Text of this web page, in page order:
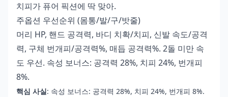
치피가 퓨어 픽션에 딱 맞아.
주옵션 우선순위 (몸통/발/구/밧줄)
머리 HP, 핸드 공격력, 바디 치확/치피, 신발 속도/공격
력, 구체 번개피/공격력%, 매듭 공격력%. 2돌 미만 속
도 우선. 속성 보너스: 공격력 28%, 치피 24%, 번개피
8%.
핵심 사실: 속성 보너스: 공격력 28%, 치피 24%, 번개피 8%.